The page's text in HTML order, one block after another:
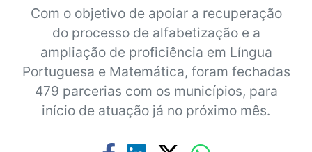
Com o objetivo de apoiar a recuperação
do processo de alfabetização e a
ampliação de proficiência em Língua
Portuguesa e Matemática, foram fechadas
479 parcerias com os municípios, para
início de atuação já no próximo mês.